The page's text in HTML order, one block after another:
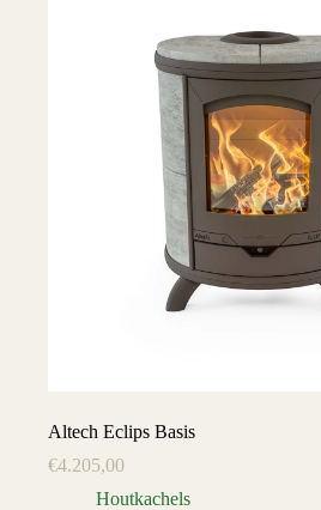
Altech Eclips Basis
€4.205,00
Houtkachels